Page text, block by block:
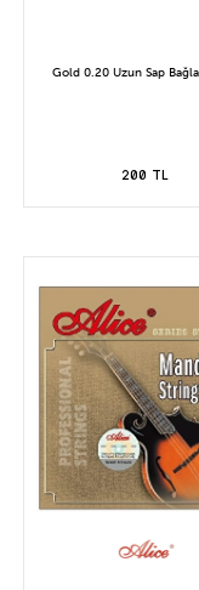
Gold 0.20 Uzun Sap
200 TL